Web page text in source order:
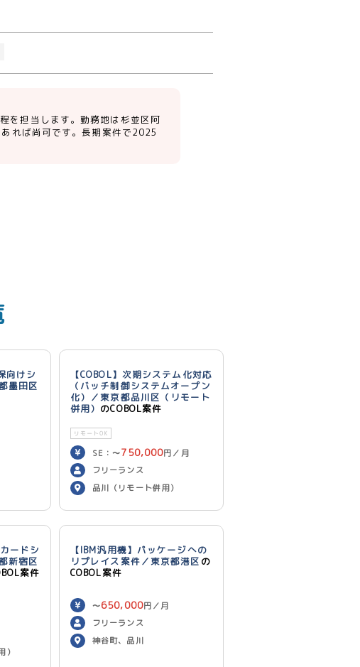
を担当します。勤務地は杉並区阿
れば尚可です。長期案件で2025
向けシ
墨田区
【COBOL】次期システム化対応
（バッチ制御システムオープン
化）／東京都品川区（リモート
併用） のCOBOL案件
リモートOK
SE：〜750,000円／月
PG：〜700,000
フリーランス
品川（リモート併用）
ードシ
新宿区
案件
）
【IBM汎用機】パッケージへの
リプレイス案件／東京都港区 の
COBOL案件
〜650,000円／月
フリーランス
神谷町、品川